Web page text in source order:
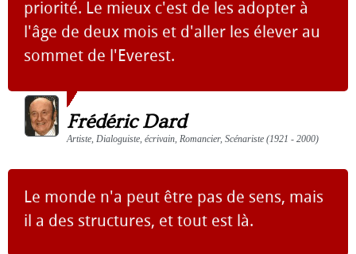
priorité. Le mieux c'est de les adopter à
l'âge de deux mois et d'aller les élever au
sommet de l'Everest.
Frédéric Dard
Artiste, Dialoguiste, écrivain, Romancier, Scénariste (1921 - 2000)
Le monde n'a peut être pas de sens, mais
il a des structures, et tout est là.